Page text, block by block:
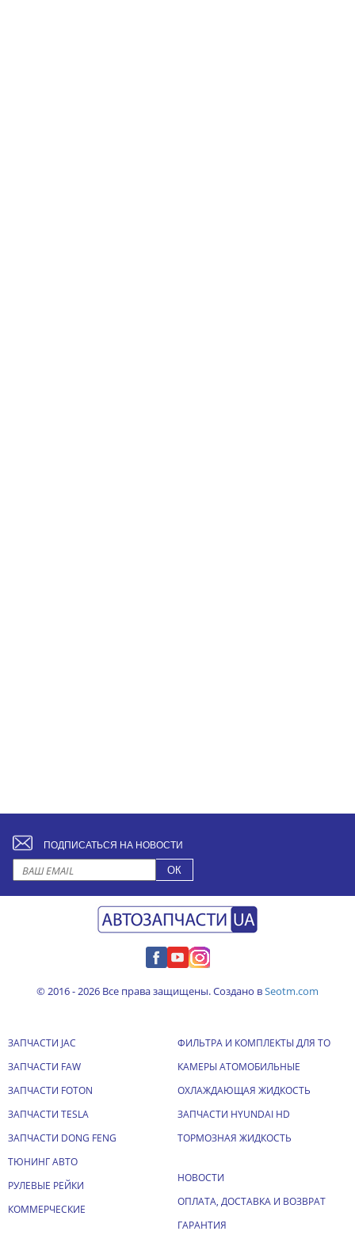
ПОДПИСАТЬСЯ НА НОВОСТИ
© 2016 - 2026 Все права защищены. Создано вSeotm.com
ЗАПЧАСТИ JAC
ЗАПЧАСТИ FAW
ЗАПЧАСТИ FOTON
ЗАПЧАСТИ TESLA
ЗАПЧАСТИ DONG FENG
ТЮНИНГ АВТО
РУЛЕВЫЕ РЕЙКИ
КОММЕРЧЕСКИЕ
ФИЛЬТРА И КОМПЛЕКТЫ ДЛЯ ТО
КАМЕРЫ АТОМОБИЛЬНЫЕ
ОХЛАЖДАЮЩАЯ ЖИДКОСТЬ
ЗАПЧАСТИ HYUNDAI HD
ТОРМОЗНАЯ ЖИДКОСТЬ
НОВОСТИ
ОПЛАТА, ДОСТАВКА И ВОЗВРАТ
ГАРАНТИЯ